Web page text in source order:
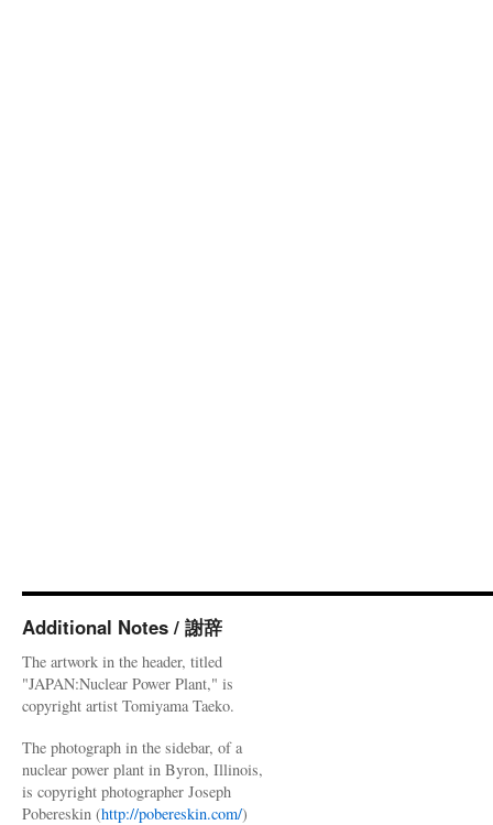
Additional Notes / 謝辞
The artwork in the header, titled
"JAPAN:Nuclear Power Plant," is
copyright artist Tomiyama Taeko.
The photograph in the sidebar, of a
nuclear power plant in Byron, Illinois,
is copyright photographer Joseph
Pobereskin (http://pobereskin.com/)